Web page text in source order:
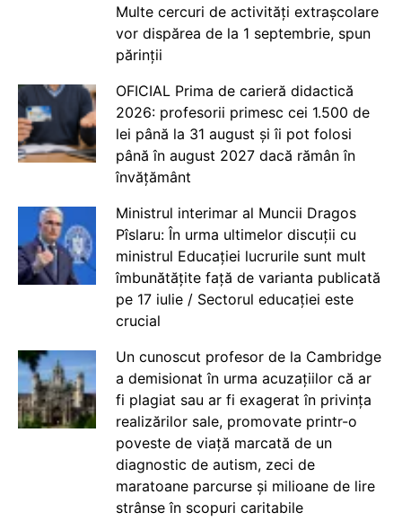
Multe cercuri de activități extrașcolare
vor dispărea de la 1 septembrie, spun
părinții
OFICIAL Prima de carieră didactică
2026: profesorii primesc cei 1.500 de
lei până la 31 august și îi pot folosi
până în august 2027 dacă rămân în
învățământ
Ministrul interimar al Muncii Dragos
Pîslaru: În urma ultimelor discuții cu
ministrul Educației lucrurile sunt mult
îmbunătățite față de varianta publicată
pe 17 iulie / Sectorul educației este
crucial
Un cunoscut profesor de la Cambridge
a demisionat în urma acuzațiilor că ar
fi plagiat sau ar fi exagerat în privința
realizărilor sale, promovate printr-o
poveste de viață marcată de un
diagnostic de autism, zeci de
maratoane parcurse și milioane de lire
strânse în scopuri caritabile